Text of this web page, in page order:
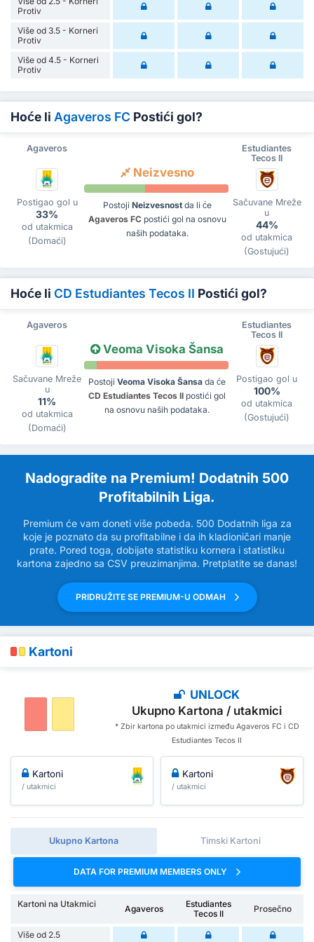
Protiv
Više od 3.5 - Korneri
Protiv
Više od 4.5 - Korneri
Protiv
Hoće li Agaveros FC Postići gol?
Agaveros
Estudiantes
Tecos II
Postigao gol u
33%
od utakmica
(Domaći)
Neizvesno
Postoji Neizvesnostda li će
Agaveros FCpostići gol na osnovu
naših podataka.
Sačuvane Mreže
u
44%
od utakmica
(Gostujući)
Hoće li CD Estudiantes Tecos II Postići gol?
Agaveros
Estudiantes
Tecos II
Sačuvane Mreže
u
11%
od utakmica
(Domaći)
Veoma Visoka Šansa
Postoji Veoma Visoka Šansa da će
CD Estudiantes Tecos II postići gol
na osnovu naših podataka.
Postigao gol u
100%
od utakmica
(Gostujući)
Nadogradite na Premium! Dodatnih 500
Profitabilnih Liga.
Premium će vam doneti više pobeda. 500 Dodatnih liga za
koje je poznato da su profitabilne i da ih kladioničari manje
prate. Pored toga, dobijate statistiku kornera i statistiku
kartona zajedno sa CSV preuzimanjima. Pretplatite se danas!
PRIDRUŽITE SE PREMIUM-U ODMAH
Kartoni
UNLOCK
Ukupno Kartona / utakmici
* Zbir kartona po utakmici između Agaveros FC i CD
Estudiantes Tecos II
Kartoni
/ utakmici
Kartoni
/ utakmici
Ukupno Kartona Timski Kartoni
DATA FOR PREMIUM MEMBERS ONLY
Kartoni na Utakmici Agaveros
Estudiantes
Tecos II
Prosečno
Više od 2.5